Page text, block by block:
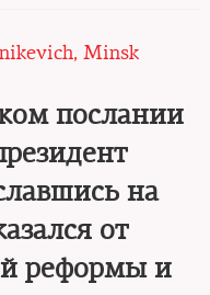
Minsk
послании
на
от
реформы и